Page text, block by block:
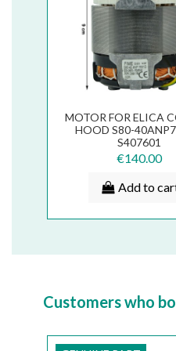
MOTOR FOR ELICA
HOOD S80-
S407601
€140.00
Add to
Customers who